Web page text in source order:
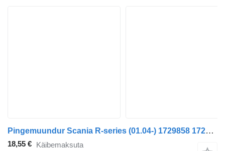
Pingemuundur Scania R-series (01.04-) 1729858 1729574 tüübi jaoks sadulveoki Scania P,G,R,T-series (2004-2017)
18,55 € Käibemaksuta